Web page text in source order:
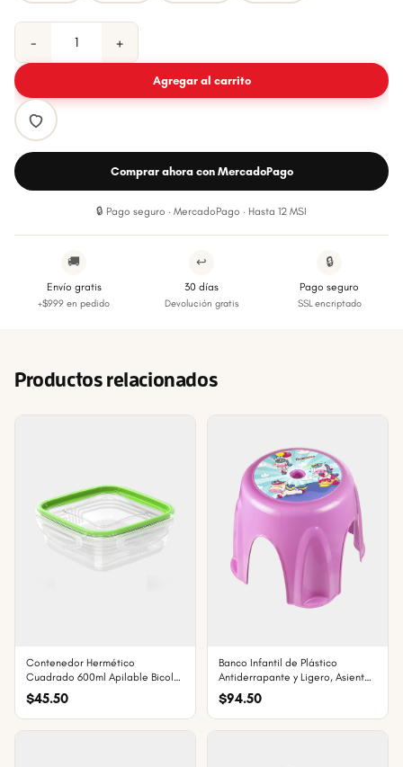
− +
Agregar al carrito
Comprar ahora con MercadoPago
🔒 Pago seguro · MercadoPago · Hasta 12 MSI
🚚
Envío gratis
+$999 en pedido
↩
30 días
Devolución gratis
🔒
Pago seguro
SSL encriptado
Productos relacionados
Contenedor Hermético
Cuadrado 600ml Apilable Bicolor
Pro
$45.50
Banco Infantil de Plástico
Antiderrapante y Ligero, Asiento
y Escalón para Niños
$94.50